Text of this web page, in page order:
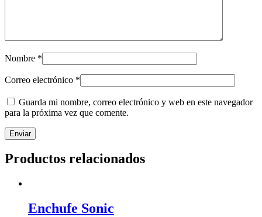
Nombre *
Correo electrónico *
Guarda mi nombre, correo electrónico y web en este navegador
para la próxima vez que comente.
Productos relacionados
Enchufe Sonic